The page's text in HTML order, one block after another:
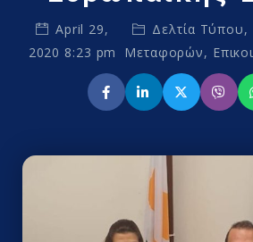
April 29,
2020 8:23 pm
Δελτία Τύπου,
Μεταφορών,